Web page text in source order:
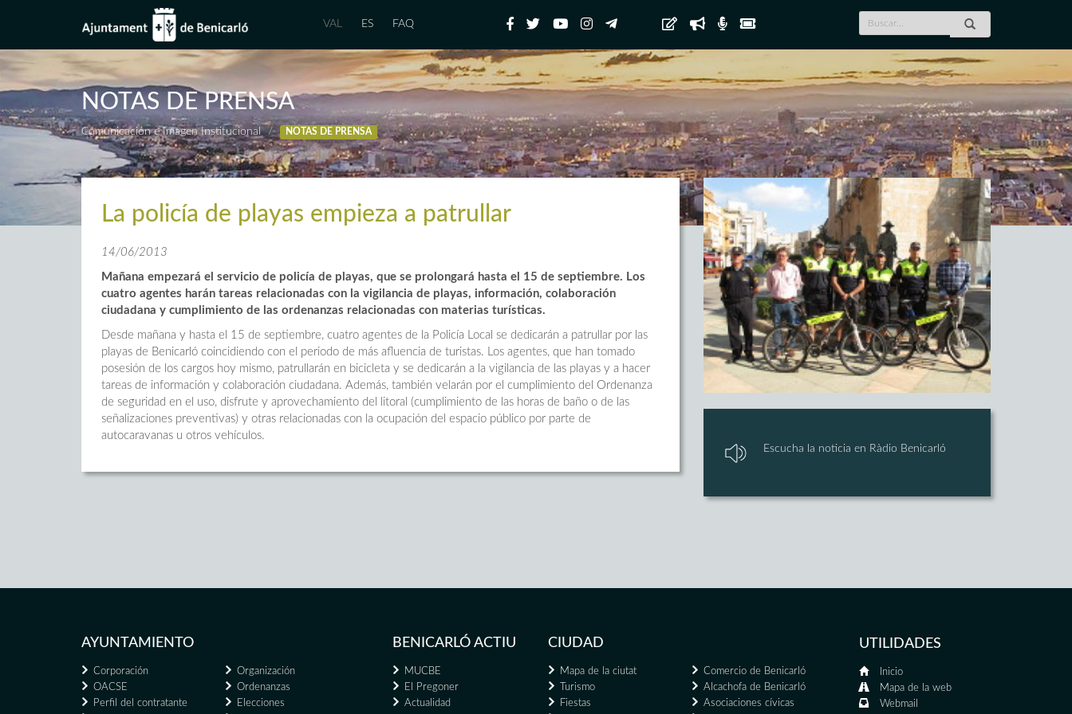
VAL ES FAQ
NOTAS DE PRENSA
Comunicación e Imagen Institucional NOTAS DE PRENSA
La policía de playas empieza a patrullar
14/06/2013
Mañana empezará el servicio de policía de playas, que se prolongará hasta el 15 de septiembre. Los
cuatro agentes harán tareas relacionadas con la vigilancia de playas, información, colaboración
ciudadana y cumplimiento de las ordenanzas relacionadas con materias turísticas.
Desde mañana y hasta el 15 de septiembre, cuatro agentes de la Policía Local se dedicarán a patrullar por las
playas de Benicarló coincidiendo con el periodo de más afluencia de turistas. Los agentes, que han tomado
posesión de los cargos hoy mismo, patrullarán en bicicleta y se dedicarán a la vigilancia de las playas y a hacer
tareas de información y colaboración ciudadana. Además, también velarán por el cumplimiento del Ordenanza
de seguridad en el uso, disfrute y aprovechamiento del litoral (cumplimiento de las horas de baño o de las
señalizaciones preventivas) y otras relacionadas con la ocupación del espacio público por parte de
autocaravanas u otros vehículos.
Escucha la noticia en Ràdio Benicarló
AYUNTAMIENTO
Corporación
Organización
OACSE
Ordenanzas
Perfil del contratante
Elecciones
BENICARLÓ ACTIU
MUCBE
El Pregoner
Actualidad
CIUDAD
Mapa de la ciutat
Comercio de Benicarló
Turismo
Alcachofa de Benicarló
Fiestas
Asociaciones cívicas
UTILIDADES
Inicio
Mapa de la web
Webmail